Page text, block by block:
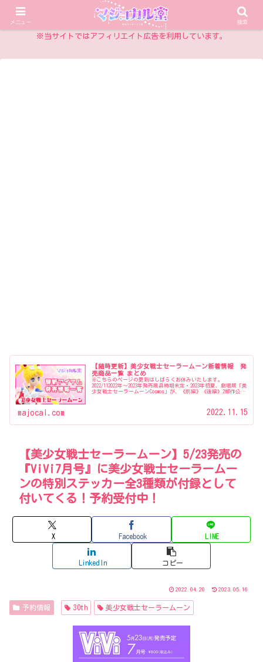
乙女チックアイテム情報サイト
※当サイトではアフィリエイト広告を利用しています。
【随時更新】美少女戦士セーラームーン新着情報 発
売商品一覧 まとめ
※こちらのページの更新はしばらくお休みいたします。
2022/112022年〜2023年発売商品時期未定・2023年初夏、劇場版「美
少女戦士セーラームーンCosmos」が、《前編》《後編》2部作公開
majocal.com 2022.11.15
【美少女戦士セーラームーン】5/23発売の
『ViVi7月号』に美少女戦士セーラームー
ンの特別ステッカー全3種類が付録として
付いてくる！予約受付中！
X Facebook LINE
LinkedIn コピー
2022.04.20 2023.05.16
予約情報 30th 美少女戦士セーラームーン
メニュー 検索